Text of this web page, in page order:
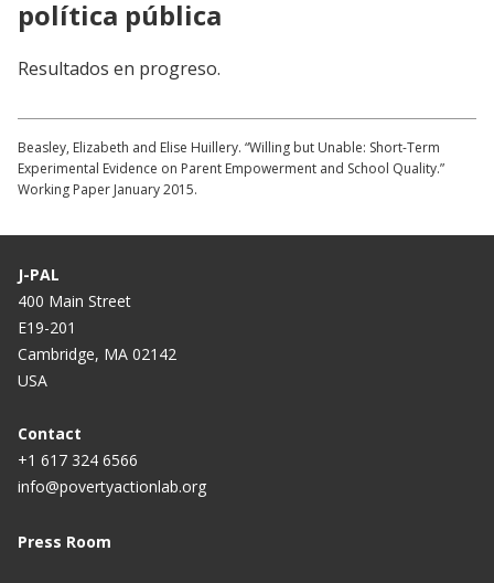
política pública
Resultados en progreso.
Beasley, Elizabeth and Elise Huillery. “Willing but Unable: Short-Term
Experimental Evidence on Parent Empowerment and School Quality.”
Working Paper January 2015.
J-PAL
400 Main Street
E19-201
Cambridge, MA 02142
USA
Contact
+1 617 324 6566
info@povertyactionlab.org
Press Room